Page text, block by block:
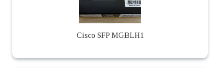
Cisco SFP MGBLH1